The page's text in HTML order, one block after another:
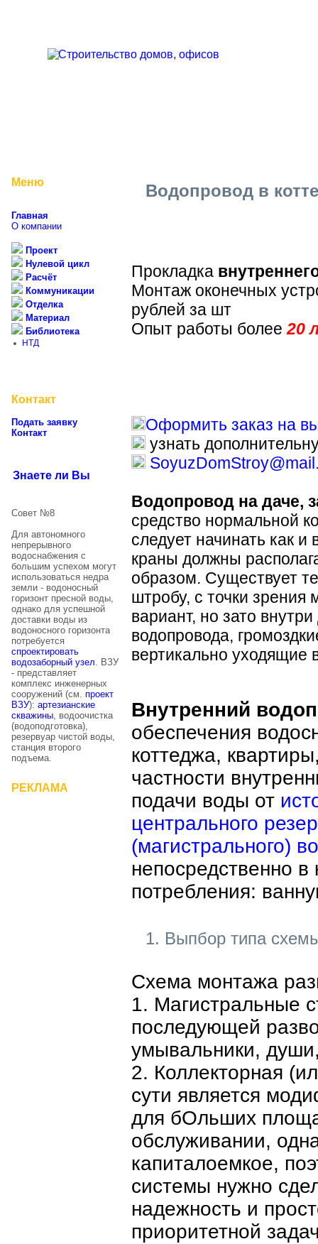
Меню
Главная
О компании
Проект
Нулевой цикл
Расчёт
Коммуникации
Отделка
Материал
Библиотека
НТД
Контакт
Подать заявку
Контакт
Знаете ли Вы
Совет №8
Для автономного
непрерывного
водоснабжения с
большим успехом могут
использоваться недра
земли - водоносный
горизонт пресной воды,
однако для успешной
доставки воды из
водоносного горизонта
потребуется
спроектировать
водозаборный узел. ВЗУ
- представляет
комплекс инженерных
сооружений (см. проект
ВЗУ): артезианские
скважины, водоочистка
(водоподготовка),
резервуар чистой воды,
станция второго
подъема.
РЕКЛАМА
Водопровод в
Прокладка
Монтаж оконечных
рублей за шт
Опыт работы более 20
Оформить заказ на
узнать
Водопровод на даче,
средство нормальной
следует начинать как
краны должны
образом. Существует
штробу, с точки зрения
вариант, но зато
водопровода,
вертикально уходящие
Внутренний
обеспечения
коттеджа,
частности
подачи воды от
центрального
(магистрального)
непосредственно
потребления:
1. Выпбор типа
Схема монтажа
1. Магистральные
последующей
умывальники,
2. Коллекторная
сути является
для бОльших
обслуживании,
капиталоемкое,
системы нужно
надежность и
приоритетной